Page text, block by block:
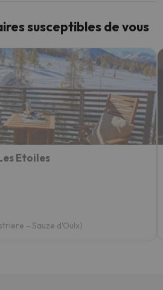
susceptibles de vous
Etoiles
- Sauze d'Oulx)